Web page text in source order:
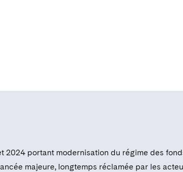
2024 portant modernisation du régime des
majeure, longtemps réclamée par les